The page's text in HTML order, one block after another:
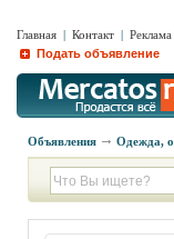
Главная | Контакт |
Подать объявление
Объявления Одежда,